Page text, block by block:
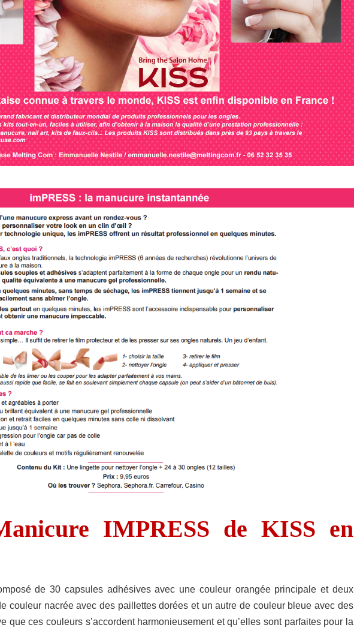
IMPRESS de KISS en
de 30 capsules adhésives avec une couleur orangée principale et deux
couleur nacrée avec des paillettes dorées et un autre de couleur bleue avec des
que ces couleurs s’accordent harmonieusement et qu’elles sont parfaites pour la